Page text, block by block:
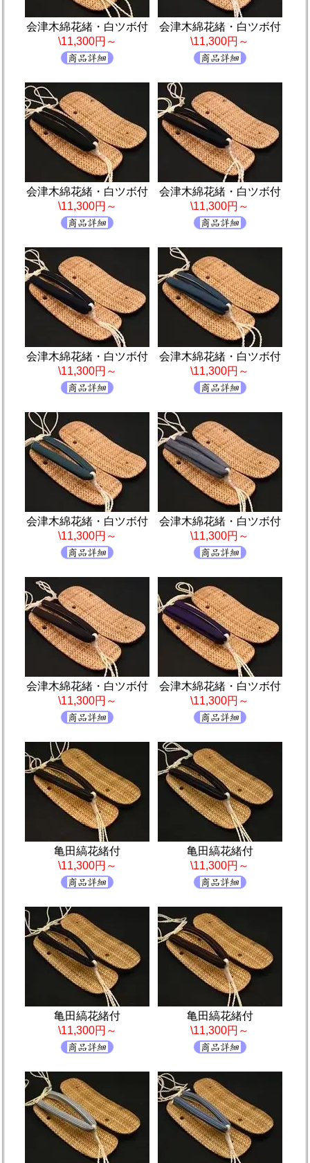
会津木綿花緒・白ツボ付
\11,300円～
会津木綿花緒・白ツボ付
\11,300円～
会津木綿花緒・白ツボ付
\11,300円～
会津木綿花緒・白ツボ付
\11,300円～
会津木綿花緒・白ツボ付
\11,300円～
会津木綿花緒・白ツボ付
\11,300円～
会津木綿花緒・白ツボ付
\11,300円～
会津木綿花緒・白ツボ付
\11,300円～
会津木綿花緒・白ツボ付
\11,300円～
会津木綿花緒・白ツボ付
\11,300円～
亀田縞花緒付
\11,300円～
亀田縞花緒付
\11,300円～
亀田縞花緒付
\11,300円～
亀田縞花緒付
\11,300円～